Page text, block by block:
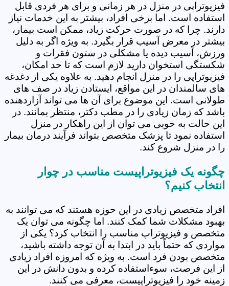
فیزیوتراپی در منزل در هر زمانی و برای هر فردی قابل
استفاده است. اما برخی افراد، بیشتر به این خدمات نیاز
دارند. چرا که در صورت حرکت زیاد، ممکن است بیمار،
بیشتر در معرض آسیب قرار بگیرد. به ویژه اگر به دلیل
ورزش، آسیب دیده یا مشکلی در ستون فقرات و
شکستگی استخوان دارید لازم است که تا حد امکان،
فیزیوتراپی را در منزل انجام دهید. به علاوه یکی از دغدغه
های سالمندان در این مواقع، ایستادن زیاد در صف های
طولانی است. این موضوع برای آن ها می تواند آزاردهنده
باشد که زمان زیادی را در مطب دکتر، منتظر بمانند. در
این حالت به خوبی می توان از این راهکار در منزل
استفاده نمود تا پزشک متخصص بتواند فرآیند درمان بیمار
را در منزل شروع کند.
چگونه یک فیزیوتراپیست مناسب در چوار
انتخاب کنیم؟
افراد متخصص زیادی در این حوزه هستند که می توانند به
بهبود مشکلات شما کمک کنند. اما چگونه می توان یک
متخصص و فیزیوتراپ مناسب را انتخاب کرد؟ یکی از
مواردی که حتماً باید در ابتدا به آن توجه داشته باشید،
متخصص بودن فرد است. به ویژه که امروزه افراد زیادی
از این فرصت، سوءاستفاده کرده و بدون دانش در این
زمینه خود را فیزیوتراپیست، معرفی می کنند.